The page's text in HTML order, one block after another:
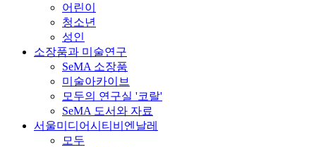
어린이
청소년
성인
소장품과 미술연구
SeMA 소장품
미술아카이브
모두의 연구실 '코랄'
SeMA 도서와 자료
서울미디어시티비엔날레
모두